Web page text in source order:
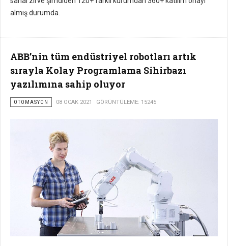
almış durumda.
ABB’nin tüm endüstriyel robotları artık
sırayla Kolay Programlama Sihirbazı
yazılımına sahip oluyor
OTOMASYON 08 OCAK 2021 GÖRÜNTÜLEME: 15245